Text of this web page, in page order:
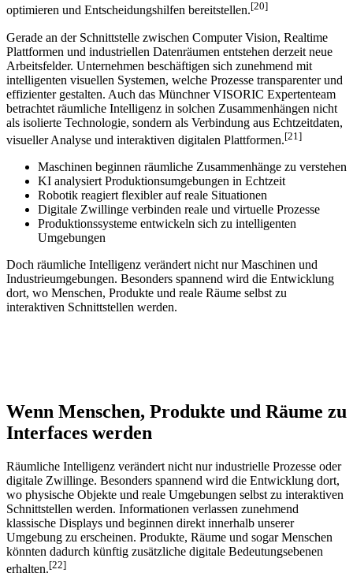
optimieren und Entscheidungshilfen bereitstellen.[20]
Gerade an der Schnittstelle zwischen Computer Vision, Realtime
Plattformen und industriellen Datenräumen entstehen derzeit neue
Arbeitsfelder. Unternehmen beschäftigen sich zunehmend mit
intelligenten visuellen Systemen, welche Prozesse transparenter und
effizienter gestalten. Auch das Münchner VISORIC Expertenteam
betrachtet räumliche Intelligenz in solchen Zusammenhängen nicht
als isolierte Technologie, sondern als Verbindung aus Echtzeitdaten,
visueller Analyse und interaktiven digitalen Plattformen.[21]
Maschinen beginnen räumliche Zusammenhänge zu verstehen
KI analysiert Produktionsumgebungen in Echtzeit
Robotik reagiert flexibler auf reale Situationen
Digitale Zwillinge verbinden reale und virtuelle Prozesse
Produktionssysteme entwickeln sich zu intelligenten
Umgebungen
Doch räumliche Intelligenz verändert nicht nur Maschinen und
Industrieumgebungen. Besonders spannend wird die Entwicklung
dort, wo Menschen, Produkte und reale Räume selbst zu
interaktiven Schnittstellen werden.
Wenn Menschen, Produkte und Räume zu
Interfaces werden
Räumliche Intelligenz verändert nicht nur industrielle Prozesse oder
digitale Zwillinge. Besonders spannend wird die Entwicklung dort,
wo physische Objekte und reale Umgebungen selbst zu interaktiven
Schnittstellen werden. Informationen verlassen zunehmend
klassische Displays und beginnen direkt innerhalb unserer
Umgebung zu erscheinen. Produkte, Räume und sogar Menschen
könnten dadurch künftig zusätzliche digitale Bedeutungsebenen
erhalten.[22]